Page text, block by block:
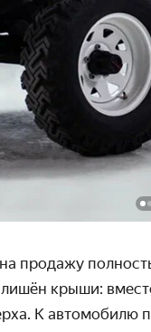
продажу
крыши:
К автомобилю